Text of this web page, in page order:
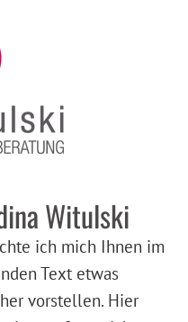
Witulski
ich mich Ihnen im
Text etwas
vorstellen. Hier